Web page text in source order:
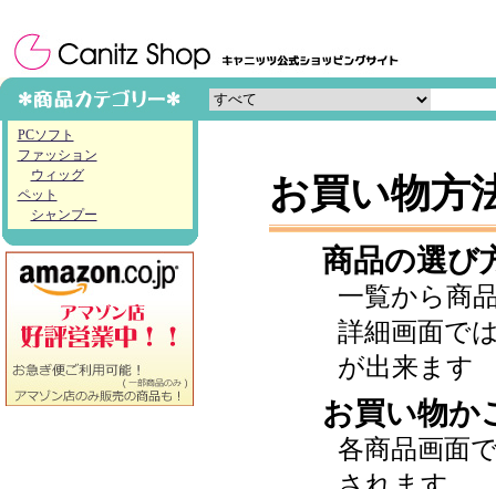
PCソフト
ファッション
ウィッグ
ペット
シャンプー
お買い物方
商品の選び
一覧から商
詳細画面で
が出来ます
お買い物か
各商品画面